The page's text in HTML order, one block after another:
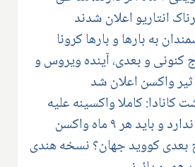
انتاریو اعلان شدند
به بارها و بارها کرونا
کنونی و بعدی، آینده ویروس و
واکسن اعلان شد
کانادا: کاملا واکسینه علیه
کرونا؟ اثر ندارد و باید هر ۹ ماه واکسن
بعدی کووید جهان؟ نسخه هندی